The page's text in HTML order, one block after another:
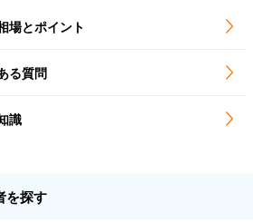
場とポイント
る質問
識
を探す